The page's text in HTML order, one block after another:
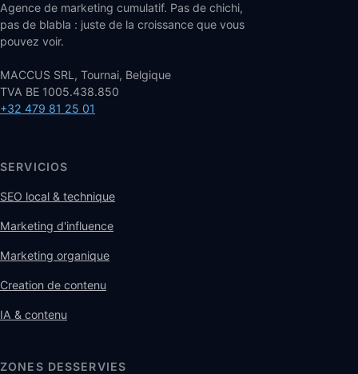
Agence de marketing cumulatif. Pas de chichi,
pas de blabla : juste de la croissance que vous
pouvez voir.
MACCUS SRL, Tournai, Belgique
TVA BE 1005.438.850
+32 479 81 25 01
SERVICIOS
SEO local & technique
Marketing d'influence
Marketing organique
Creation de contenu
IA & contenu
ZONES DESSERVIES